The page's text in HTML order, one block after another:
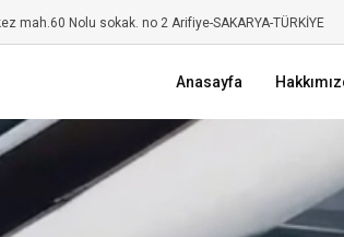
mah.60 Nolu sokak. no 2 Arifiye-SAKARYA-TÜRKİYE
Anasayfa